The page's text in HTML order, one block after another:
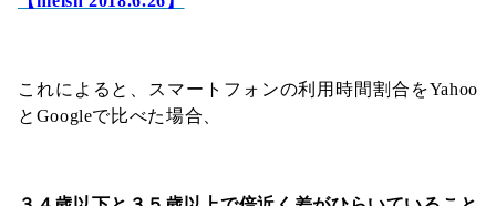
これによると、スマートフォンの利用時間割合をYahoo
とGoogleで比べた場合、